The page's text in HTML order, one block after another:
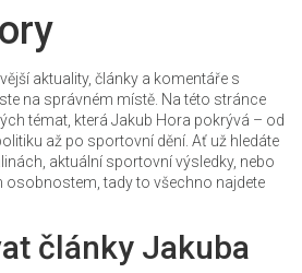
a
c
i
aktuality, články a komentáře s
na správném místě. Na této stránce
témat, která Jakub Hora pokrývá – od
až po sportovní dění. Ať už hledáte
aktuální sportovní výsledky, nebo
osobnostem, tady to všechno najdete
články Jakuba